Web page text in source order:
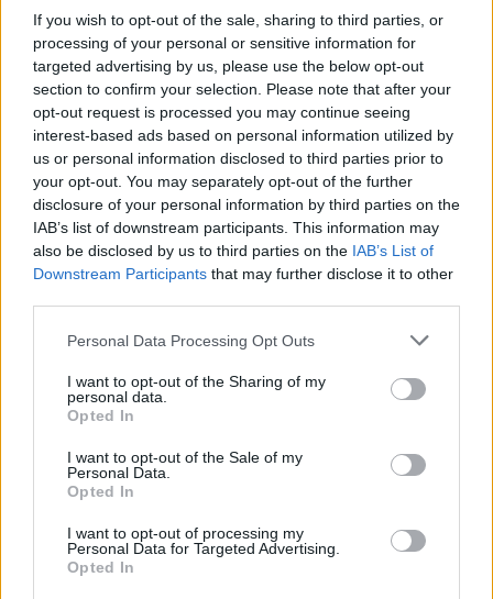
If you wish to opt-out of the sale, sharing to third parties, or
processing of your personal or sensitive information for
targeted advertising by us, please use the below opt-out
section to confirm your selection. Please note that after your
opt-out request is processed you may continue seeing
interest-based ads based on personal information utilized by
us or personal information disclosed to third parties prior to
your opt-out. You may separately opt-out of the further
disclosure of your personal information by third parties on the
IAB’s list of downstream participants. This information may
also be disclosed by us to third parties on the IAB’s List of
Downstream Participants that may further disclose it to other
Personal Data Processing Opt Outs
I want to opt-out of the Sharing of my
personal data.
Opted In
I want to opt-out of the Sale of my
Personal Data.
Opted In
I want to opt-out of processing my
Personal Data for Targeted Advertising.
Opted In
Sándor Ella: Na, indíts, s
menjünk!
A rovat további cikkei